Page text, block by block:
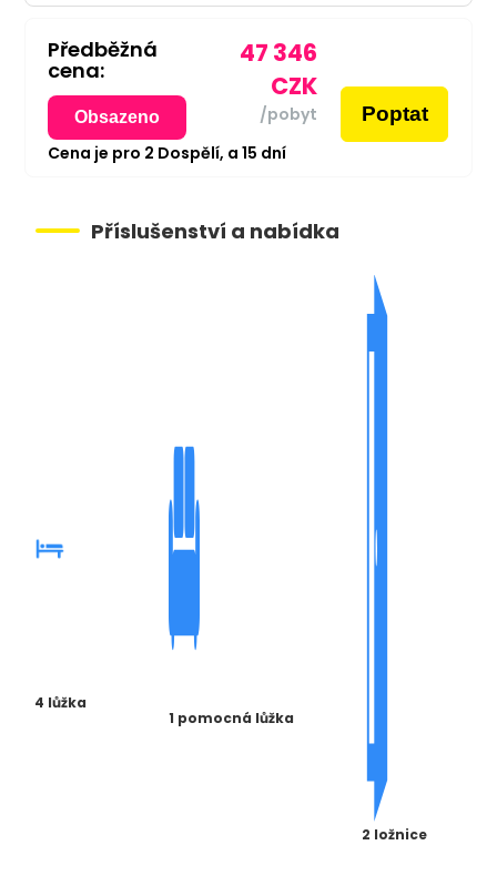
Předběžná
cena:
Obsazeno
47 346
CZK
/pobyt Poptat
Cena je pro 2 Dospělí, a 15 dní
Příslušenství a nabídka
4 lůžka
1 pomocná lůžka
2 ložnice